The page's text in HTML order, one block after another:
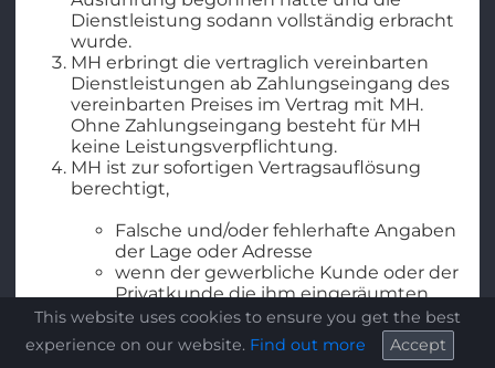
Dienstleistung sodann vollständig erbracht
wurde.
MH erbringt die vertraglich vereinbarten
Dienstleistungen ab Zahlungseingang des
vereinbarten Preises im Vertrag mit MH.
Ohne Zahlungseingang besteht für MH
keine Leistungsverpflichtung.
MH ist zur sofortigen Vertragsauflösung
berechtigt,
Falsche und/oder fehlerhafte Angaben
der Lage oder Adresse
wenn der gewerbliche Kunde oder der
Privatkunde die ihm eingeräumten
Befugnisse rechts- oder vertragswidrig
wenn der gewerbliche Kunde oder der
This website uses cookies to ensure you get the best
experience on our website. Find out more Accept